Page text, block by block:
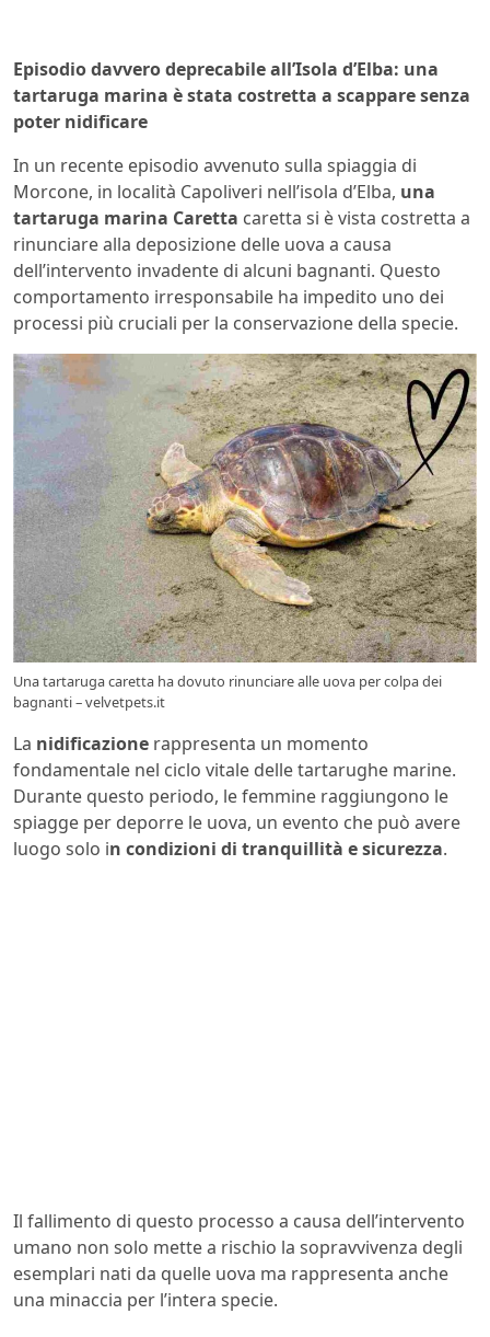
Episodio davvero deprecabile all’Isola d’Elba: una
tartaruga marina è stata costretta a scappare senza
poter nidificare
In un recente episodio avvenuto sulla spiaggia di
Morcone, in località Capoliveri nell’isola d’Elba, una
tartaruga marina Caretta caretta si è vista costretta a
rinunciare alla deposizione delle uova a causa
dell’intervento invadente di alcuni bagnanti. Questo
comportamento irresponsabile ha impedito uno dei
processi più cruciali per la conservazione della specie.
Una tartaruga caretta ha dovuto rinunciare alle uova per colpa dei
bagnanti – velvetpets.it
La nidificazione rappresenta un momento
fondamentale nel ciclo vitale delle tartarughe marine.
Durante questo periodo, le femmine raggiungono le
spiagge per deporre le uova, un evento che può avere
luogo solo in condizioni di tranquillità e sicurezza.
Il fallimento di questo processo a causa dell’intervento
umano non solo mette a rischio la sopravvivenza degli
esemplari nati da quelle uova ma rappresenta anche
una minaccia per l’intera specie.